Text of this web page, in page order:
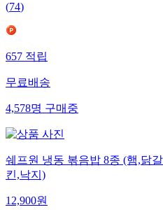
(74)
657적립
무료배송
4,578명구매중
쉐프원 냉동 볶음밥 8종 (햄,닭
킨,낙지)
12,900원